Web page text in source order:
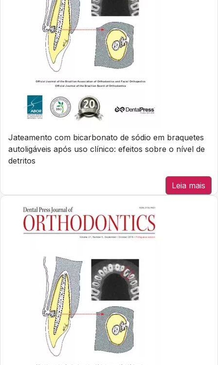
Jateamento com bicarbonato de sódio em braquetes
autoligáveis após uso clínico: efeitos sobre o nível de
detritos
Leia mais